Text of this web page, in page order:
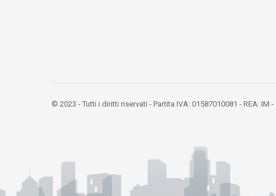
© 2023 - Tutti i diritti riservati - Partita IVA: 01587010081 - REA: IM -